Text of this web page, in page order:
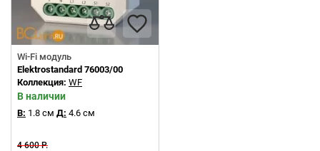
Wi-Fi модуль
Elektrostandard 76003/00
Коллекция: WF
В наличии
В: 1.8 см Д: 4.6 см
4 600 Р.